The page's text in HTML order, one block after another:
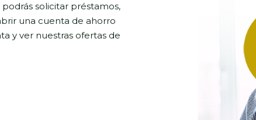
solicitar préstamos,
una cuenta de ahorro
y ver nuestras ofertas de